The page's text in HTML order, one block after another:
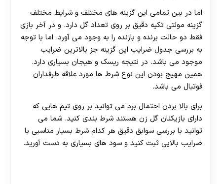
اما در بین تمامی این گزینه های مختلف و شرایط مختلف
گزینه مولتی تکیه دقیق بر روی تعداد گل دارد. و در آخر بازی
فقط دو حالت برنده و بازنده را به وجود می آورد. اما با توجه
به بررسی جدول ضرایب این گزینه جز بالاترین ضرایب
موجود می باشد. در نتیجه ریسک و هیجان بسیاری دارد.
همین مهیج بودن این نوع شرط ها مورد علاقه طرفداران
فوتبال می باشد.
برای بالا بردن احتمال برد می توانید بر روی تیم هایی که
دارای بازیکنان گل زن هستند شرط بندی کنید. شما می
توانید با بررسی سوابق دقیق هر کدام شرط بسیار مناسبی با
ضرایب بالایی ثبت کنید و سود های بسیاری به دست آورید.